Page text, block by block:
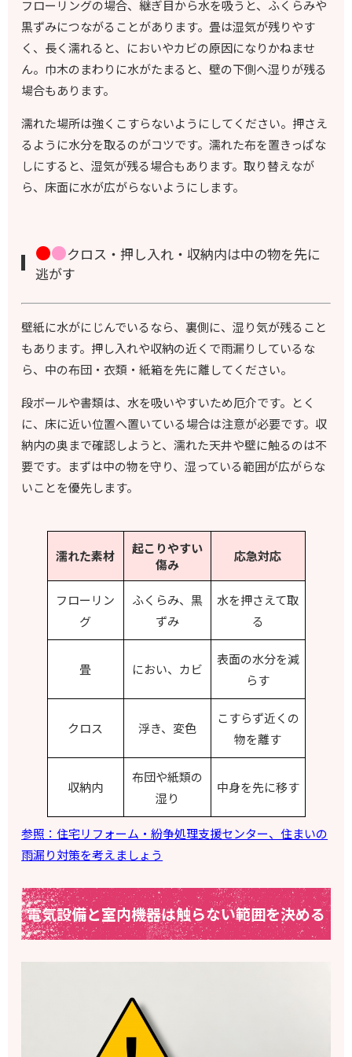
フローリングの場合、継ぎ目から水を吸うと、ふくらみや
黒ずみにつながることがあります。畳は湿気が残りやす
く、長く濡れると、においやカビの原因になりかねませ
ん。巾木のまわりに水がたまると、壁の下側へ湿りが残る
場合もあります。
濡れた場所は強くこすらないようにしてください。押さえ
るように水分を取るのがコツです。濡れた布を置きっぱな
しにすると、湿気が残る場合もあります。取り替えなが
ら、床面に水が広がらないようにします。
●●クロス・押し入れ・収納内は中の物を先に
逃がす
壁紙に水がにじんでいるなら、裏側に、湿り気が残ること
もあります。押し入れや収納の近くで雨漏りしているな
ら、中の布団・衣類・紙箱を先に離してください。
段ボールや書類は、水を吸いやすいため厄介です。とく
に、床に近い位置へ置いている場合は注意が必要です。収
納内の奥まで確認しようと、濡れた天井や壁に触るのは不
要です。まずは中の物を守り、湿っている範囲が広がらな
いことを優先します。
濡れた素材
起こりやすい
傷み
応急対応
フローリン
グ
ふくらみ、黒
ずみ
水を押さえて取
る
畳 におい、カビ
表面の水分を減
らす
クロス 浮き、変色
こすらず近くの
物を離す
収納内
布団や紙類の
湿り
中身を先に移す
参照：住宅リフォーム・紛争処理支援センター、住まいの
雨漏り対策を考えましょう
電気設備と室内機器は触らない範囲を決める